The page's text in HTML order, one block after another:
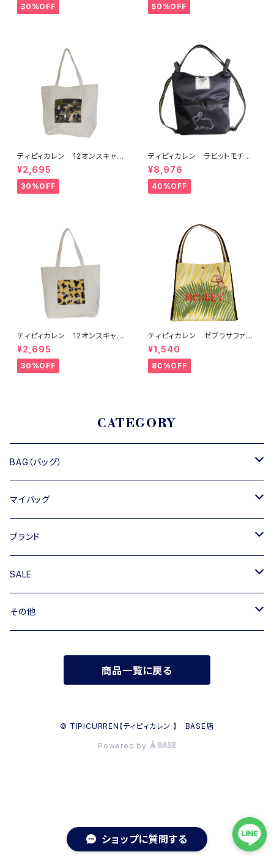
ショップに質問する
30%OFF 50%OFF
ティピィカレン 12オンスキャン
バスカモフラージュドッグス柄ビ
ッグマイバッグ
¥2,695
30%OFF
ティピィカレン ラビットモチー
フ2WAYショルダーリュック
¥8,976
40%OFF
ティピィカレン 12オンスキャン
バスチーター柄ビッグマイバッグ
¥2,695
30%OFF
ティピィカレン ゼブラサファリ
2WAYワンハンドルミニバッグ
¥1,540
80%OFF
CATEGORY
BAG（バッグ）
トートバッグ
ショルダーバッグ
ハンドバッグ
ミニバッグ・クラッチバッグ
マイバッグ
キャンバス
ブランド
TIPICURREN
M rose
FERUUCCIO VECCHI
SALE
バッグ
その他
商品一覧に戻る
© TIPICURREN【ティピィカレン 】 BASE店
Powered by